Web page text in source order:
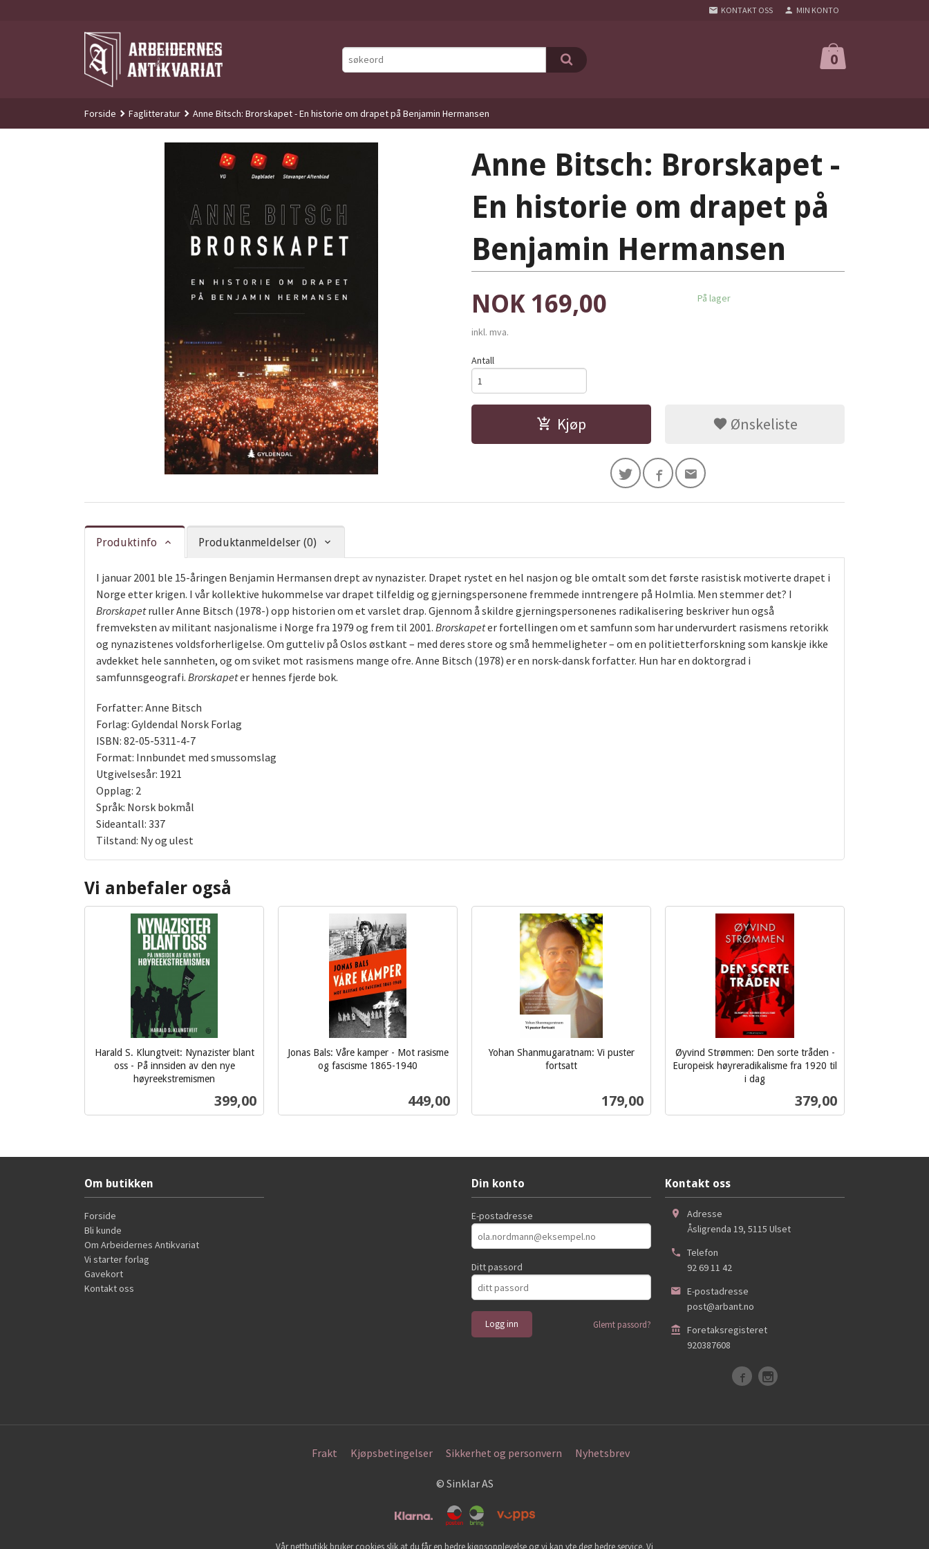
KONTAKT OSS MIN KONTO
0
Forside Faglitteratur Anne Bitsch: Brorskapet - En historie om drapet på Benjamin Hermansen
Anne Bitsch: Brorskapet -
En historie om drapet på
Benjamin Hermansen
Pris
NOK 169,00
inkl. mva.
På lager
Antall
Kjøp Ønskeliste
Produktinfo Produktanmeldelser (0)
I januar 2001 ble 15-åringen Benjamin Hermansen drept av nynazister. Drapet rystet en hel nasjon og ble omtalt som det første rasistisk motiverte drapet i
Norge etter krigen. I vår kollektive hukommelse var drapet tilfeldig og gjerningspersonene fremmede inntrengere på Holmlia. Men stemmer det? I
Brorskapetruller Anne Bitsch (1978-) opp historien om et varslet drap. Gjennom å skildre gjerningspersonenes radikalisering beskriver hun også
fremveksten av militant nasjonalisme i Norge fra 1979 og frem til 2001. Brorskapeter fortellingen om et samfunn som har undervurdert rasismens retorikk
og nynazistenes voldsforherligelse. Om gutteliv på Oslos østkant – med deres store og små hemmeligheter – om en politietterforskning som kanskje ikke
avdekket hele sannheten, og om sviket mot rasismens mange ofre. Anne Bitsch (1978) er en norsk-dansk forfatter. Hun har en doktorgrad i
samfunnsgeografi. Brorskapeter hennes fjerde bok.
Forfatter: Anne Bitsch
Forlag: Gyldendal Norsk Forlag
ISBN: 82-05-5311-4-7
Format: Innbundet med smussomslag
Utgivelsesår: 1921
Opplag: 2
Språk: Norsk bokmål
Sideantall: 337
Tilstand: Ny og ulest
Vi anbefaler også
Harald S. Klungtveit: Nynazister blant
oss - På innsiden av den nye
høyreekstremismen
Pris
399,00
Jonas Bals: Våre kamper - Mot rasisme
og fascisme 1865-1940
Pris
449,00
Yohan Shanmugaratnam: Vi puster
fortsatt
Pris
179,00
Øyvind Strømmen: Den sorte tråden -
Europeisk høyreradikalisme fra 1920 til
i dag
Pris
379,00
Om butikken
Forside
Bli kunde
Om Arbeidernes Antikvariat
Vi starter forlag
Gavekort
Kontakt oss
Din konto
E-postadresse
Ditt passord
Glemt passord?
Kontakt oss
Adresse
Åsligrenda 19, 5115 Ulset
Telefon
92 69 11 42
E-postadresse
post@arbant.no
Foretaksregisteret
920387608
Frakt Kjøpsbetingelser Sikkerhet og personvern Nyhetsbrev
© Sinklar AS